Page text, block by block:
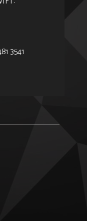
3541